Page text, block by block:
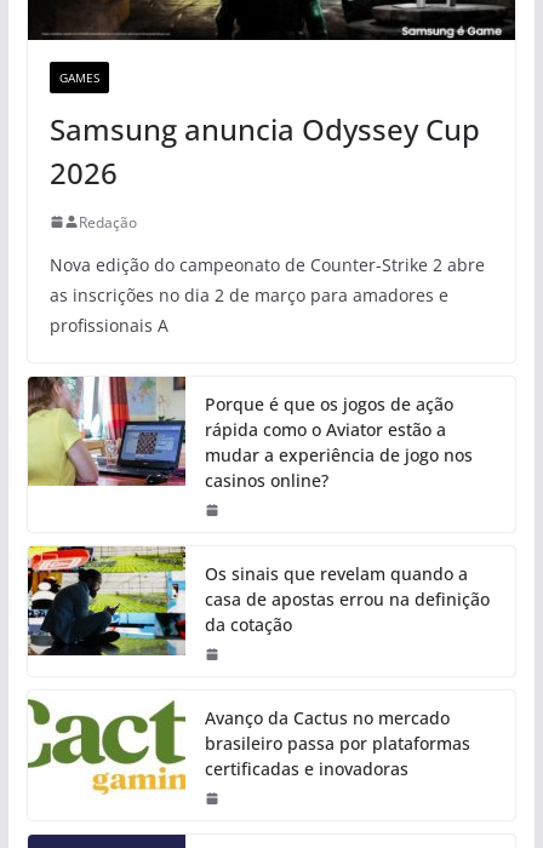
GAMES
Samsung anuncia Odyssey Cup
2026
Redação
Nova edição do campeonato de Counter-Strike 2 abre
as inscrições no dia 2 de março para amadores e
profissionais A
Porque é que os jogos de ação
rápida como o Aviator estão a
mudar a experiência de jogo nos
casinos online?
Os sinais que revelam quando a
casa de apostas errou na definição
da cotação
Avanço da Cactus no mercado
brasileiro passa por plataformas
certificadas e inovadoras